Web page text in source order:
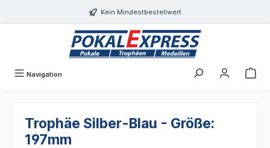
Kein Mindestbestellwert
Navigation
Trophäe Silber-Blau - Größe:
197mm